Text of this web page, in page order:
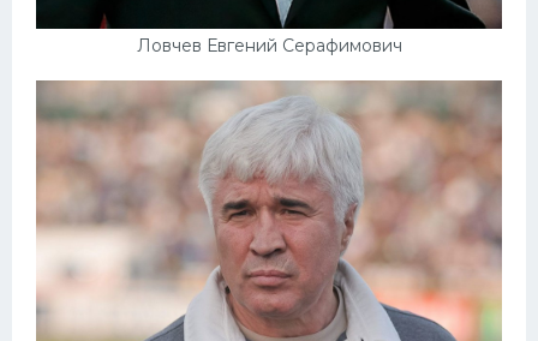
Ловчев Евгений Серафимович